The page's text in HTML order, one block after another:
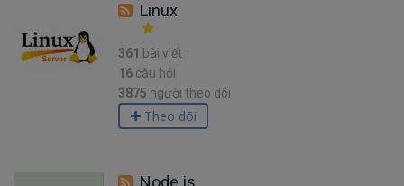
Linux
361 bài viết
16 câu hỏi
3875 người theo dõi
Theo dõi
Node.js